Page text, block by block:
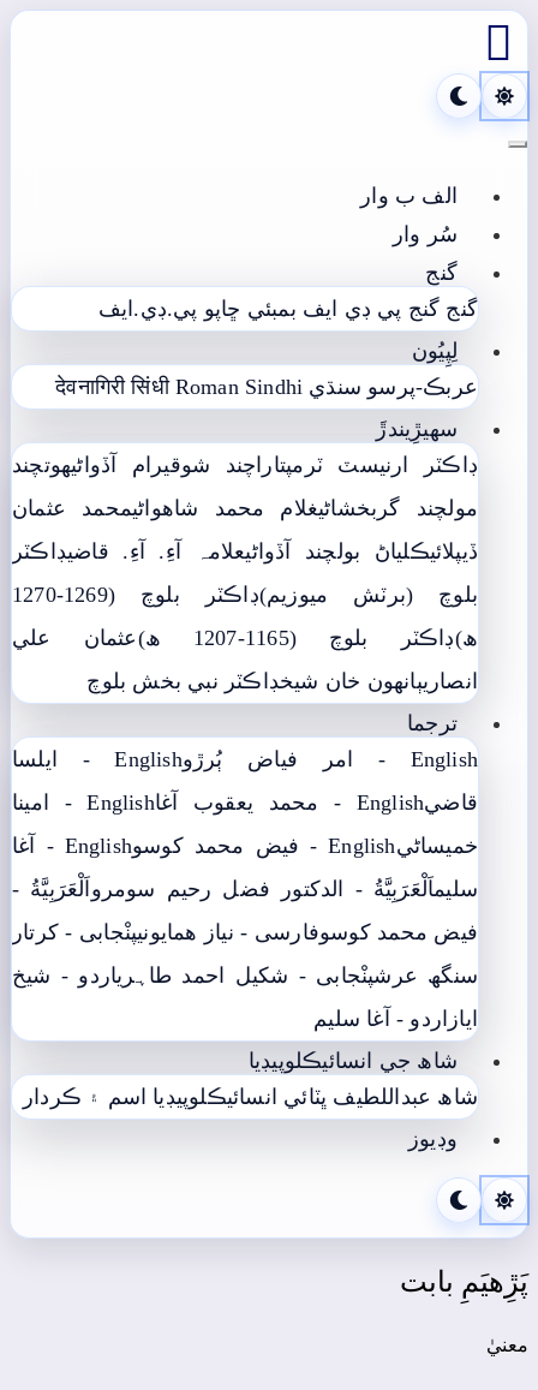

Toggle navigation
الف ب وار
سُر وار
گنج
گنج گنج پي ڊي ايف بمبئي ڇاپو پي.ڊي.ايف
لِپِيُون
عربڪ-پرسو سنڌي
देवनागिरी सिंधी Roman Sindhi
سھيڙِيندڙَ
ڊاڪٽر ارنيسٽ ٽرمپتاراچند شوقيرام آڏواڻيھوتچند
مولچند گربخشاڻيغلام محمد شاھواڻيمحمد عثمان
ڏيپلائيڪلياڻ بولچند آڏواڻيعلامہ آءِ. آءِ. قاضيڊاڪٽر
بلوچ (برٽش ميوزيم)
ڊاڪٽر بلوچ (1269-1270
ھ)ڊاڪٽر بلوچ (1165-1207 ھ)
عثمان علي
انصاريٻانهون خان شيخڊاڪٽر نبي بخش بلوچ
ترجما
English - امر فياض ٻُرڙو
English - ايلسا
قاضيEnglish - محمد يعقوب آغا
English - امينا
خميساڻيEnglish - فيض محمد کوسو
English - آغا
سليماَلْعَرَبِيَّةُ - الدکتور فضل رحیم سومرو اَلْعَرَبِيَّةُ -
فيض محمد کوسوفارسی - نياز ھمايونيپنْجابی - کرتار
سنگھ عرشپنْجابی - شکیل احمد طاہریاردو - شيخ
اياز اردو - آغا سليم
شاھ جي انسائيڪلوپيڊيا
شاھ عبداللطيف ڀٽائي انسائيڪلوپيڊيا اسم ۽ ڪردار
وڊيوز
پَڙِهيَمِ بابت
معنيٰ